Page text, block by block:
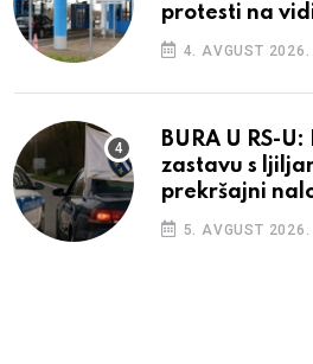
protesti na
4. AVGUST 2026.
BURA U RS-
zastavu s
prekršajni
5. AVGUST 2026.